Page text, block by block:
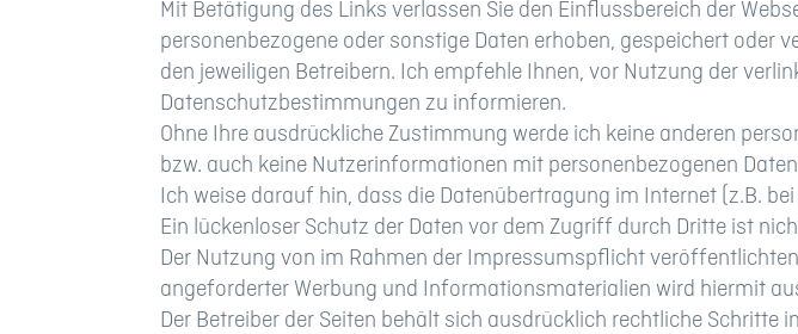
Mit Betätigung des Links verlassen Sie den Einflussbereich der
personenbezogene oder sonstige Daten erhoben, gespeichert
den jeweiligen Betreibern. Ich empfehle Ihnen, vor Nutzung der
Datenschutzbestimmungen zu informieren.
Ohne Ihre ausdrückliche Zustimmung werde ich keine anderen
bzw. auch keine Nutzerinformationen mit personenbezogenen
Ich weise darauf hin, dass die Datenübertragung im Internet (z.B.
Ein lückenloser Schutz der Daten vor dem Zugriff durch Dritte ist
Der Nutzung von im Rahmen der Impressumspflicht
angeforderter Werbung und Informationsmaterialien wird hiermit
Der Betreiber der Seiten behält sich ausdrücklich rechtliche